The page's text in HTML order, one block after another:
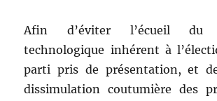
Afin d’éviter l’écueil du
technologique inhérent à
parti pris de présentation, et
dissimulation coutumière des